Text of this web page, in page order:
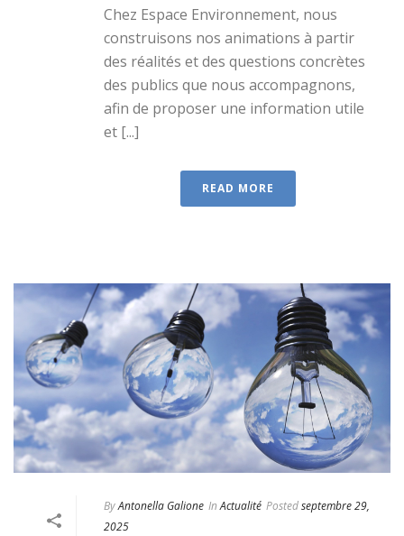
Chez Espace Environnement, nous
construisons nos animations à partir
des réalités et des questions concrètes
des publics que nous accompagnons,
afin de proposer une information utile
et [...]
READ MORE
ByAntonella Galione In Actualité Postedseptembre 29,
2025